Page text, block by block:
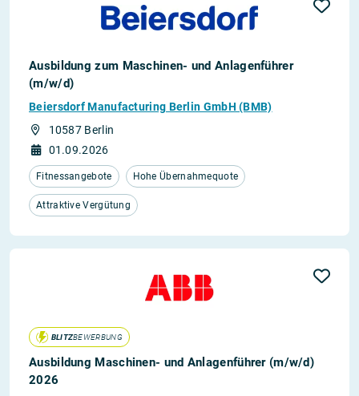
Ausbildung zum Maschinen- und Anlagenführer
(m/w/d)
Beiersdorf Manufacturing Berlin GmbH (BMB)
10587 Berlin
01.09.2026
Fitnessangebote Hohe Übernahmequote
Attraktive Vergütung
BLITZBEWERBUNG
Ausbildung Maschinen- und Anlagenführer (m/w/d)
2026